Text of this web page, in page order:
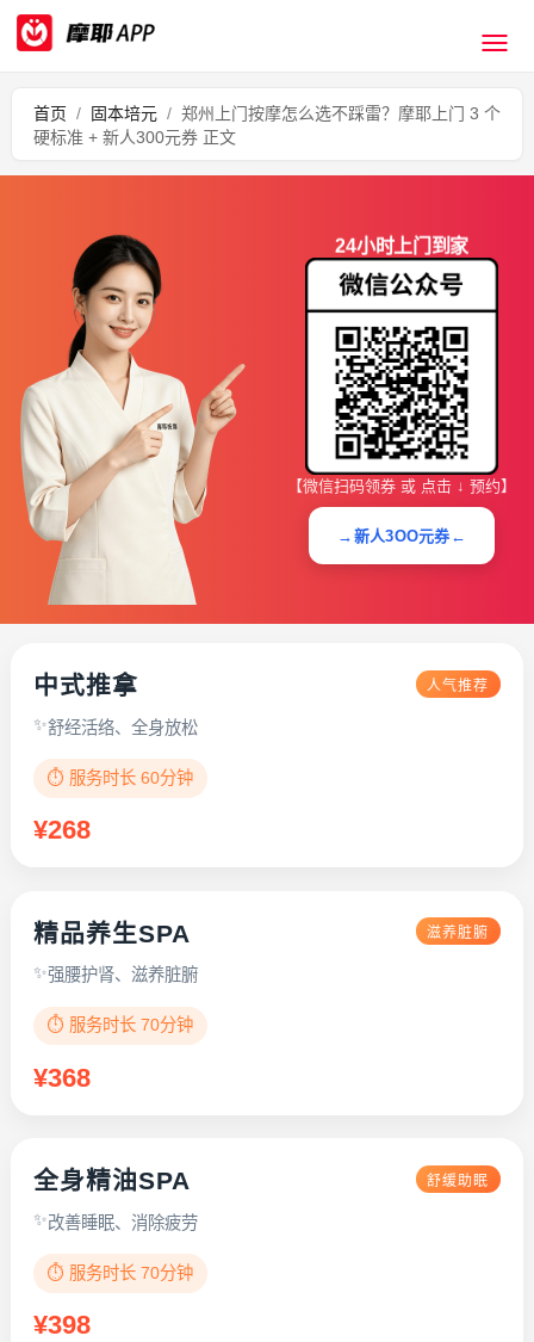
首页 / 固本培元 / 郑州上门按摩怎么选不踩雷？摩耶上门 3 个
硬标准 + 新人300元券 正文
24小时上门到家
【微信扫码领券 或 点击 ↓ 预约】
→新人3OO元券←
中式推拿 人气推荐
舒经活络、全身放松
⏱️ 服务时长 60分钟
¥268
精品养生SPA 滋养脏腑
强腰护肾、滋养脏腑
⏱️ 服务时长 70分钟
¥368
全身精油SPA 舒缓助眠
改善睡眠、消除疲劳
⏱️ 服务时长 70分钟
¥398